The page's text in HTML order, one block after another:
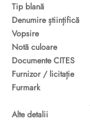
Tip blană
Denumire științifică
Vopsire
Notă culoare
Documente CITES
Furnizor / licitație
Furmark
Alte detalii